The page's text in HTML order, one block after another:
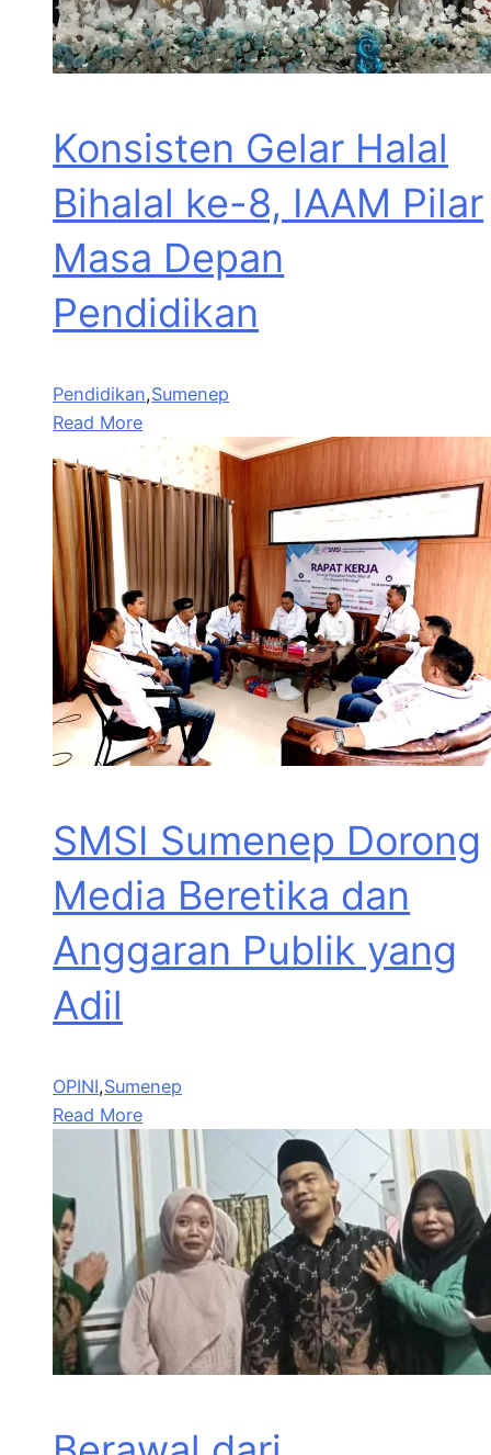
Konsisten Gelar Halal
Bihalal ke-8, IAAM Pilar
Masa Depan
Pendidikan
Pendidikan,Sumenep
Read More
SMSI Sumenep Dorong
Media Beretika dan
Anggaran Publik yang
Adil
OPINI,Sumenep
Read More